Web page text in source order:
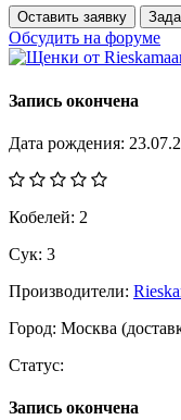
Оставить заявку
Обсудить на форуме
Запись окончена
Дата рождения:
Кобелей: 2
Сук: 3
Производители:
Город: Москва
Статус:
Запись окончена